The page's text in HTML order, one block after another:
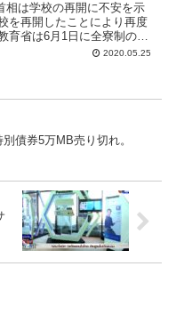
相は学校の再開に不安を示
を再開したことにより再度
育省は6月1日に全寮制の学
験的に再開し、普...2020.05.25
債券5万MB売り切れ。